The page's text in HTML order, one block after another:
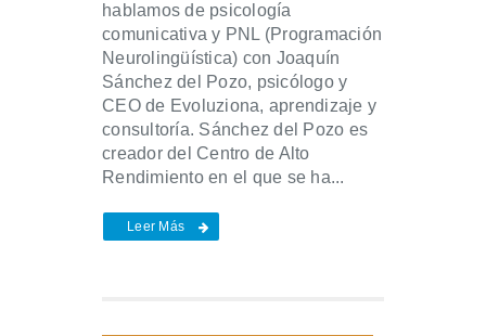
hablamos de psicología
comunicativa y PNL (Programación
Neurolingüística) con Joaquín
Sánchez del Pozo, psicólogo y
CEO de Evoluziona, aprendizaje y
consultoría. Sánchez del Pozo es
creador del Centro de Alto
Rendimiento en el que se ha...
Leer Más